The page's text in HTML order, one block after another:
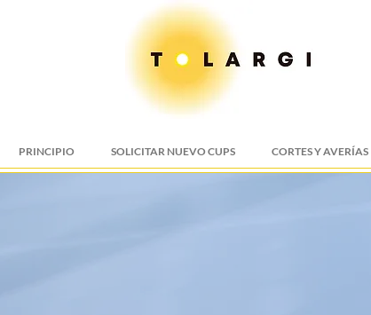
PRINCIPIO SOLICITAR NUEVO CUPS CORTES Y AVERÍAS